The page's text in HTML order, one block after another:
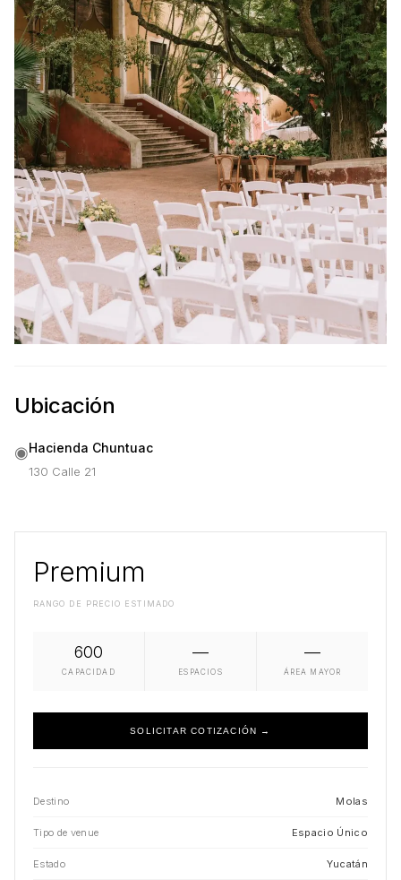
Ubicación
◉Hacienda Chuntuac
130 Calle 21
Premium
RANGO DE PRECIO ESTIMADO
600
CAPACIDAD
—
ESPACIOS
—
ÁREA MAYOR
SOLICITAR COTIZACIÓN →
Destino Molas
Tipo de venue Espacio Único
Estado Yucatán